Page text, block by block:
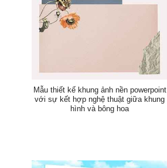
Mẫu thiết kế khung ảnh nền powerpoint
với sự kết hợp nghệ thuật giữa khung
hình và bông hoa